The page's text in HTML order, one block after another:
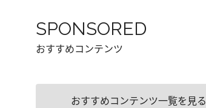
SPONSORED
おすすめコンテンツ
おすすめコンテンツ一覧を見る